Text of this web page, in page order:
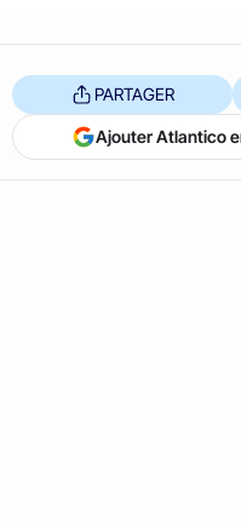
PARTAGER
Ajouter Atlantico